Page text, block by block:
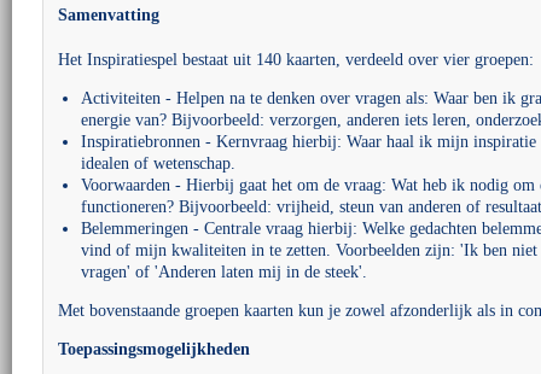
Samenvatting
Het Inspiratiespel bestaat uit 140 kaarten, verdeeld over vier groepen:
Activiteiten - Helpen na te denken over vragen als: Waar ben ik
energie van? Bijvoorbeeld: verzorgen, anderen iets leren,
Inspiratiebronnen - Kernvraag hierbij: Waar haal ik mijn inspiratie
idealen of wetenschap.
Voorwaarden - Hierbij gaat het om de vraag: Wat heb ik nodig
functioneren? Bijvoorbeeld: vrijheid, steun van anderen of
Belemmeringen - Centrale vraag hierbij: Welke gedachten
vind of mijn kwaliteiten in te zetten. Voorbeelden zijn: 'Ik ben
vragen' of 'Anderen laten mij in de steek'.
Met bovenstaande groepen kaarten kun je zowel afzonderlijk als in
Toepassingsmogelijkheden